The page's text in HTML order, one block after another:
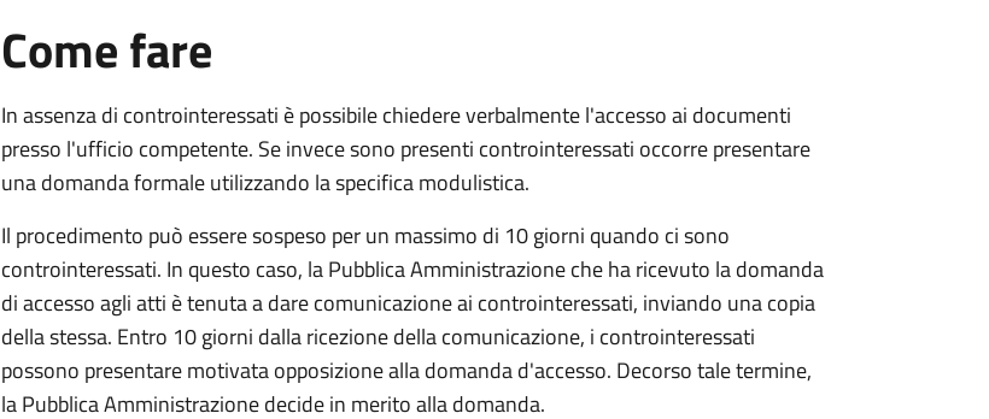
Come fare
In assenza di controinteressati è possibile chiedere verbalmente l'accesso ai documenti
presso l'ufficio competente. Se invece sono presenti controinteressati occorre presentare
una domanda formale utilizzando la specifica modulistica.
Il procedimento può essere sospeso per un massimo di 10 giorni quando ci sono
controinteressati. In questo caso, la Pubblica Amministrazione che ha ricevuto la domanda
di accesso agli atti è tenuta a dare comunicazione ai controinteressati, inviando una copia
della stessa. Entro 10 giorni dalla ricezione della comunicazione, i controinteressati
possono presentare motivata opposizione alla domanda d'accesso. Decorso tale termine,
la Pubblica Amministrazione decide in merito alla domanda.